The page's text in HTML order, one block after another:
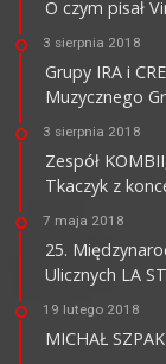
O czym pisał
3 sierpnia 2018
Grupy IRA i
Muzycznego
3 sierpnia 2018
Zespół
Tkaczyk z
7 maja 2018
25.
Ulicznych LA
19 lutego 2018
MICHAŁ